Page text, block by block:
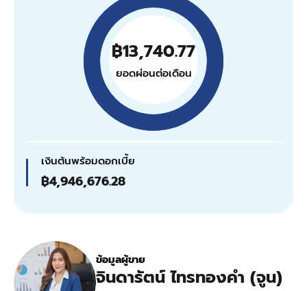
฿13,740.77
ยอดผ่อนต่อเดือน
เงินต้นพร้อมดอกเบี้ย
฿4,946,676.28
ข้อมูลผู้ขาย
จินดารัตน์ ไทรทองคำ (จูน)